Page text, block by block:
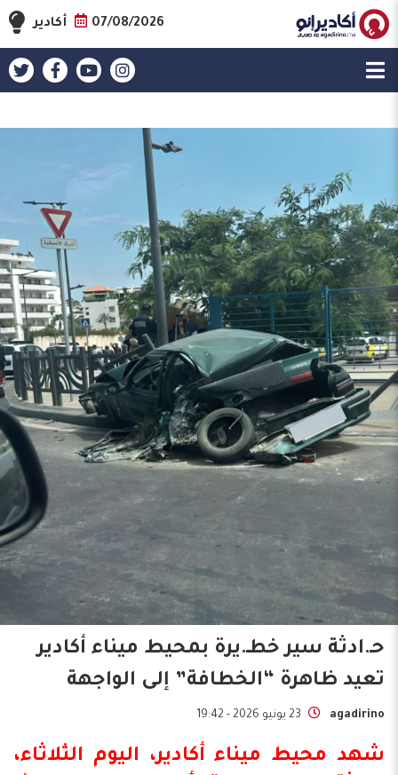
07/08/2026 أكادير
حـ.ادثة سير خطـ.يرة بمحيط ميناء أكادير
تعيد ظاهرة “الخطافة” إلى الواجهة
agadirino 23 يونيو 2026 - 19:42
شهد محيط ميناء أكادير، اليوم الثلاثاء،